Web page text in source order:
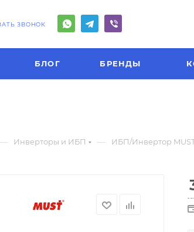
ЗВОНОК
БЛОГ БРЕНДЫ
Инверторы и ИБП — ИБП/Инвертор